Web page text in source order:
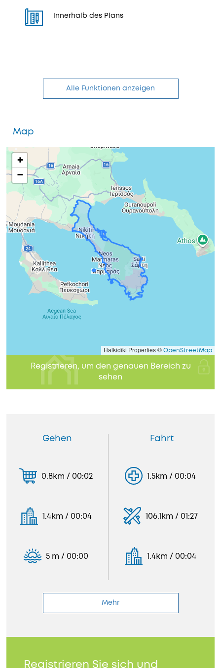
Innerhalb des Plans
Alle Funktionen anzeigen
Map
+
−
Halkidiki Properties © OpenStreetMap
Registrieren, um den genauen Bereich zu
sehen
Gehen
0.8km / 00:02
1.4km / 00:04
5 m / 00:00
Fahrt
1.5km / 00:04
106.1km / 01:27
1.4km / 00:04
Mehr
Registrieren Sie sich und